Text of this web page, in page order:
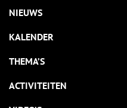
NIEUWS
KALENDER
THEMA’S
ACTIVITEITEN